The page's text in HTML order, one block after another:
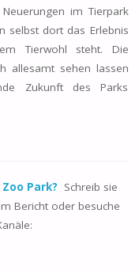
im Tierpark
selbst dort das Erlebnis
Tierwohl steht. Die
allesamt sehen lassen
Zukunft des Parks
Park? Schreib sie
Bericht oder besuche